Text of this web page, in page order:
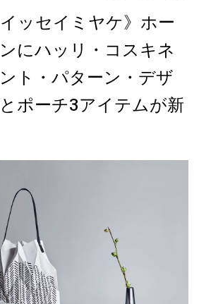
ッセイミヤケ》ホー
にハッリ・コスキネ
ト・パターン・デザ
ポーチ3アイテムが新